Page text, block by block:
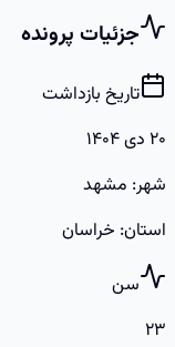
جزئیات پرونده
تاریخ بازداشت
۲۰ دی ۱۴۰۴
شهر: مشهد
استان: خراسان
سن
۲۳